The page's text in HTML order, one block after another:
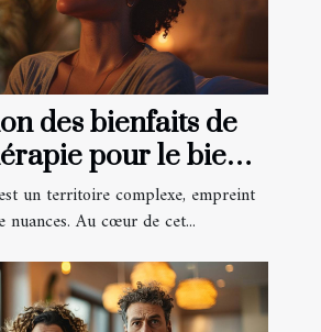
des bienfaits de
pour le bien-
un territoire complexe, empreint
nuances. Au cœur de cet...